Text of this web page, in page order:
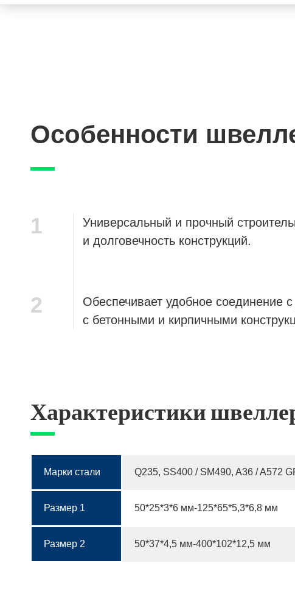
Особенности
1
Универсальный и прочный
и долговечность конструкций.
2
Обеспечивает удобное соединение
с бетонными и кирпичными
Характеристики
Марки стали Q235, SS400 / SM490, A36 / A572
Размер 1 50*25*3*6 мм-125*65*5,3*6,8 мм
Размер 2 50*37*4,5 мм-400*102*12,5 мм